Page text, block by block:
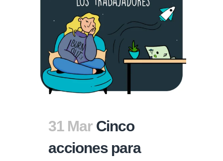
31 Mar Cinco
acciones para